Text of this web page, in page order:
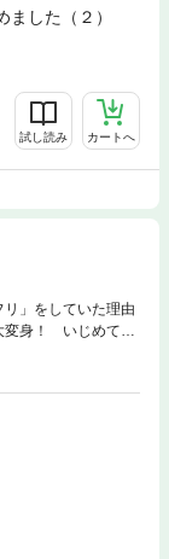
した（２）
試し読み カートへ
」をしていた理由
変身！ いじめてき
近！ そのどちらか